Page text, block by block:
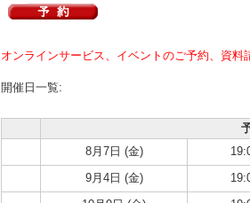
オンラインサービス、イベントのご予約、資料
開催日一覧:
8月7日 (金)
9月4日 (金)